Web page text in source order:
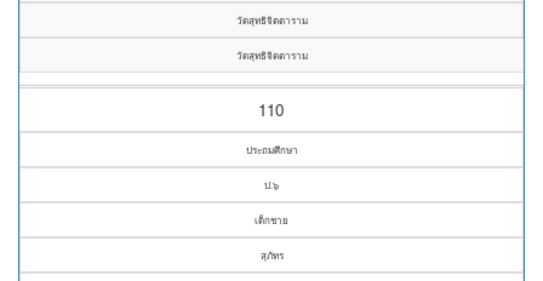
วัดสุทธิจิตตาราม
วัดสุทธิจิตตาราม
110
ประถมศึกษา
ป.๖
เด็กชาย
สุภัทร